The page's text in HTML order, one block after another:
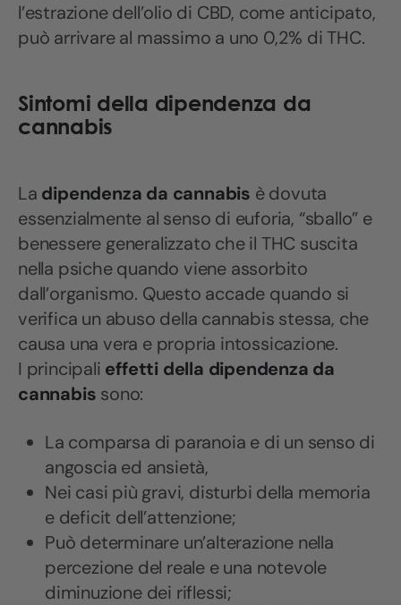
l’estrazione dell’olio di CBD, come anticipato,
può arrivare al massimo a uno 0,2% di THC.
Sintomi della dipendenza da
cannabis
La dipendenza da cannabis è dovuta
essenzialmente al senso di euforia, “sballo” e
benessere generalizzato che il THC suscita
nella psiche quando viene assorbito
dall’organismo. Questo accade quando si
verifica un abuso della cannabis stessa, che
causa una vera e propria intossicazione.
I principali effetti della dipendenza da
cannabis sono:
La comparsa di paranoia e di un senso di
angoscia ed ansietà,
Nei casi più gravi, disturbi della memoria
e deficit dell’attenzione;
Può determinare un’alterazione nella
percezione del reale e una notevole
diminuzione dei riflessi;